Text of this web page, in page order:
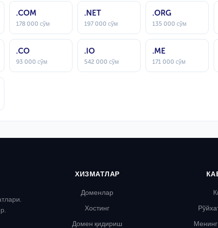
.COM
178 000 сўм
.NET
197 000 сўм
.ORG
135 000 сўм
.CO
93 000 сўм
.IO
542 000 сўм
.ME
171 000 сўм
ХИЗМАТЛАР
Доменлар
Хостинг
Домен қидириш